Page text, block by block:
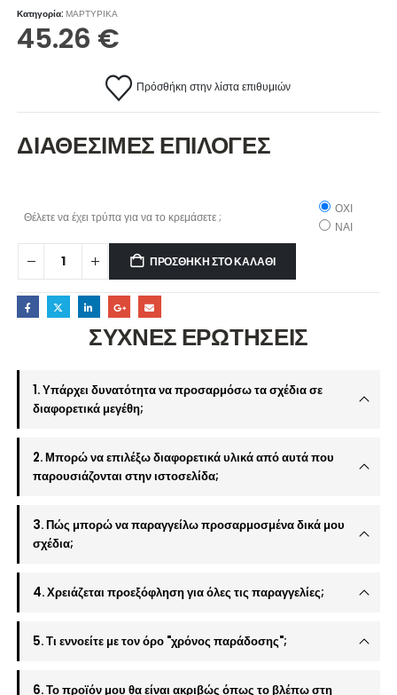
Κατηγορία:ΜΑΡΤΥΡΙΚΑ
45.26 €
Πρόσθήκη στην λίστα επιθυμιών
ΔΙΑΘΕΣΙΜΕΣ ΕΠΙΛΟΓΕΣ
Θέλετε να έχει τρύπα για να το κρεμάσετε ;
ΟΧΙ
ΝΑΙ
ΠΡΟΣΘΉΚΗ ΣΤΟ ΚΑΛΆΘΙ
ΣΥΧΝΕΣ ΕΡΩΤΗΣΕΙΣ
1. Υπάρχει δυνατότητα να προσαρμόσω τα σχέδια σε
διαφορετικά μεγέθη;
2. Μπορώ να επιλέξω διαφορετικά υλικά από αυτά που
παρουσιάζονται στην ιστοσελίδα;
3. Πώς μπορώ να παραγγείλω προσαρμοσμένα δικά μου
σχέδια;
4. Χρειάζεται προεξόφληση για όλες τις παραγγελίες;
5. Τι εννοείτε με τον όρο "χρόνος παράδοσης";
6. Το προϊόν μου θα είναι ακριβώς όπως το βλέπω στη